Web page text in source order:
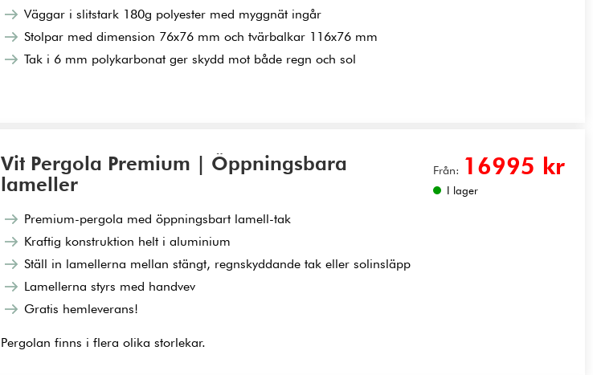
Väggar i slitstark 180g polyester med myggnät ingår
Stolpar med dimension 76x76 mm och tvärbalkar 116x76 mm
Tak i 6 mm polykarbonat ger skydd mot både regn och sol
Vit Pergola Premium | Öppningsbara
lameller
Premium-pergola med öppningsbart lamell-tak
Kraftig konstruktion helt i aluminium
Ställ in lamellerna mellan stängt, regnskyddande tak eller solinsläpp
Lamellerna styrs med handvev
Gratis hemleverans!
Pergolan finns i flera olika storlekar.
Från: 16995 kr
I lager